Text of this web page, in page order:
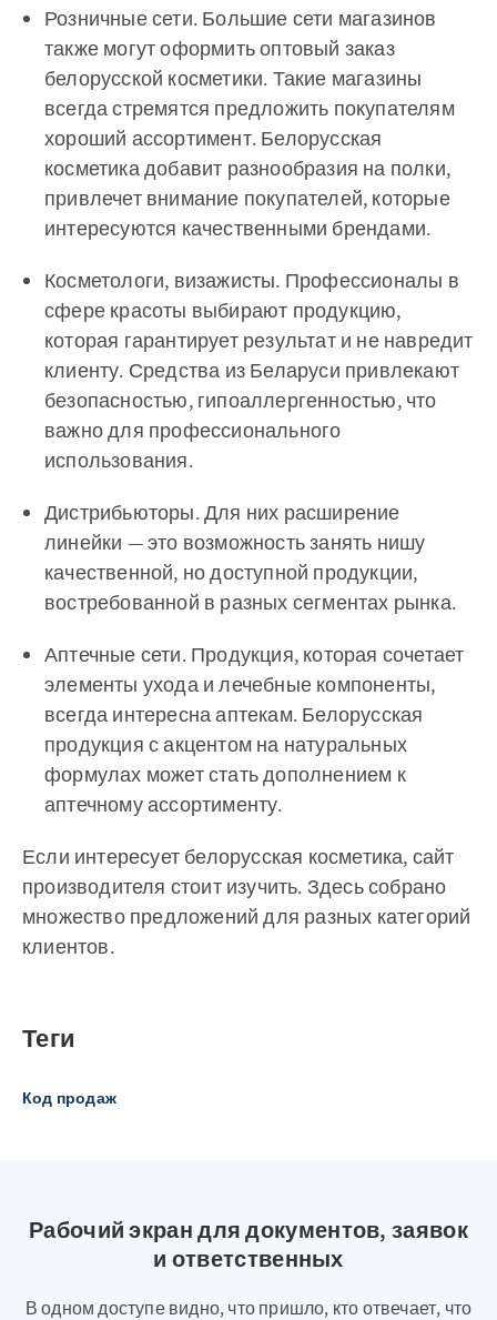
Розничные сети. Большие сети магазинов
также могут оформить оптовый заказ
белорусской косметики. Такие магазины
всегда стремятся предложить покупателям
хороший ассортимент. Белорусская
косметика добавит разнообразия на полки,
привлечет внимание покупателей, которые
интересуются качественными брендами.
Косметологи, визажисты. Профессионалы в
сфере красоты выбирают продукцию,
которая гарантирует результат и не навредит
клиенту. Средства из Беларуси привлекают
безопасностью, гипоаллергенностью, что
важно для профессионального
использования.
Дистрибьюторы. Для них расширение
линейки — это возможность занять нишу
качественной, но доступной продукции,
востребованной в разных сегментах рынка.
Аптечные сети. Продукция, которая сочетает
элементы ухода и лечебные компоненты,
всегда интересна аптекам. Белорусская
продукция с акцентом на натуральных
формулах может стать дополнением к
аптечному ассортименту.
Если интересует белорусская косметика, сайт
производителя стоит изучить. Здесь собрано
множество предложений для разных категорий
клиентов.
Теги
Код продаж
Рабочий экран для документов, заявок
и ответственных
В одном доступе видно, что пришло, кто отвечает, что